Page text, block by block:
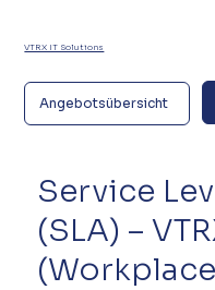
VTRX IT Solutions
Angebotsübersicht
Service
(SLA) –